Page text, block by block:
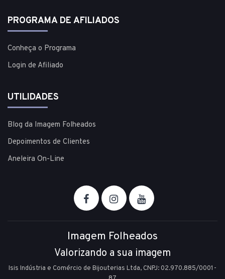
PROGRAMA DE AFILIADOS
Conheça o Programa
Login de Afiliado
UTILIDADES
Blog da Imagem Folheados
Depoimentos de Clientes
Aneleira On-Line
Imagem Folheados
Valorizando a sua imagem
Isis Indústria e Comércio de Bijouterias Ltda, CNPJ: 02.970.885/0001-